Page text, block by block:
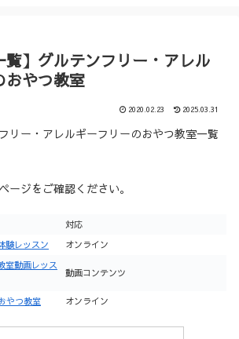
覧】グルテンフリー・アレル
おやつ教室
2020.02.23 2025.03.31
リー・アレルギーフリーのおやつ教室一覧
ージをご確認ください。
対応
験レッスン
オンライン
室動画レッス
動画コンテンツ
やつ教室 オンライン